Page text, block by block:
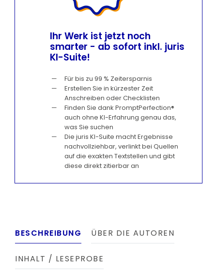
Ihr Werk ist jetzt noch
smarter - ab sofort inkl. juris
KI-Suite!
Für bis zu 99 % Zeitersparnis
Erstellen Sie in kürzester Zeit
Anschreiben oder Checklisten
Finden Sie dank PromptPerfection®
auch ohne KI-Erfahrung genau das,
was Sie suchen
Die juris KI-Suite macht Ergebnisse
nachvollziehbar, verlinkt bei Quellen
auf die exakten Textstellen und gibt
diese direkt zitierbar an
BESCHREIBUNG ÜBER DIE AUTOREN
INHALT / LESEPROBE